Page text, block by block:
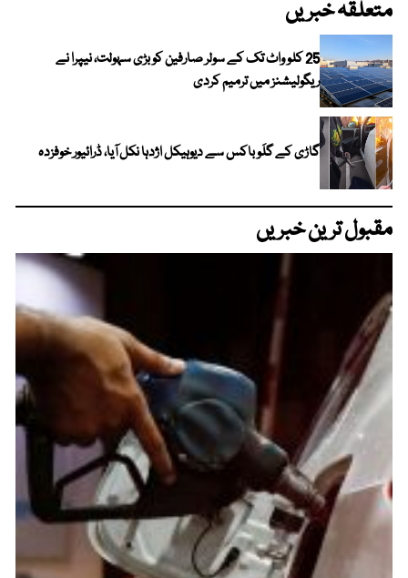
متعلقہ خبریں
25 کلو واٹ تک کے سولر صارفین کو بڑی سہولت، نیپرا نے
ریگولیشنز میں ترمیم کردی
گاڑی کے گلَو باکس سے دیوہیکل اژدہا نکل آیا، ڈرائیور خوفزدہ
مقبول ترین خبریں